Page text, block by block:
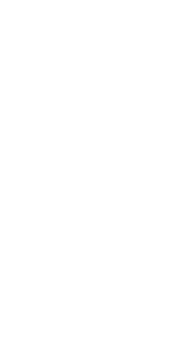
gửi, cho thuê thiết bị